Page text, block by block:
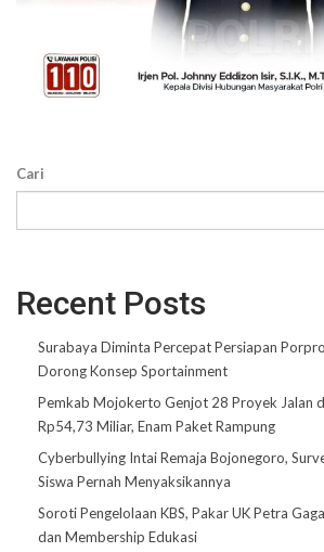
Cari
Recent Posts
Surabaya Diminta Percepat Persiapan
Dorong Konsep Sportainment
Pemkab Mojokerto Genjot 28 Proyek Jalan
Rp54,73 Miliar, Enam Paket Rampung
Cyberbullying Intai Remaja Bojonegoro,
Siswa Pernah Menyaksikannya
Soroti Pengelolaan KBS, Pakar UK Petra
dan Membership Edukasi